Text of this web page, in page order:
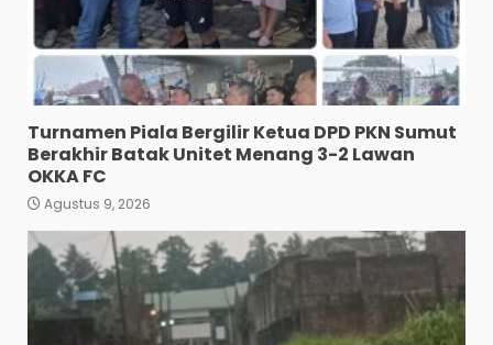
Turnamen Piala Bergilir Ketua DPD PKN Sumut
Berakhir Batak Unitet Menang 3-2 Lawan
OKKA FC
Agustus 9, 2026
HUT Ke-1 Partai Rakyat
Indonesia Berlangsung
Meriah, DPD PRI Sumut Siap
Hadapi Pemilu 2029
Mendatang